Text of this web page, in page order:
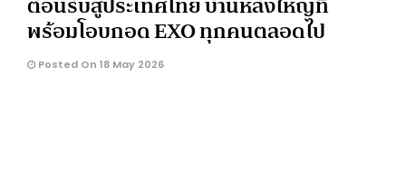
พร้อมโอบกอด EXO ทุกคนตลอดไป
Posted On 18 May 2026